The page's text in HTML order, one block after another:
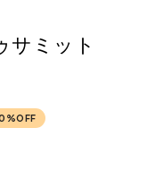
サミット